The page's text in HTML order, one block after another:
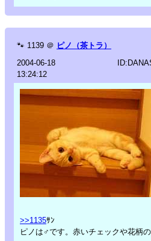
🐾 1139 ＠ ピノ（茶トラ）
2004-06-18
13:24:12
>>1135ｻﾝ
ピノは♂です。赤いチェックや花柄